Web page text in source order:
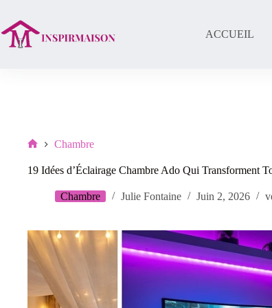
contenu
ACCUEIL
Chambre
19 Idées d’Éclairage Chambre Ado Qui Transforment
Chambre Julie Fontaine Juin 2, 2026